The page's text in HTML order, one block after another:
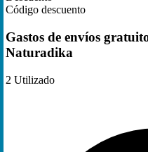
Código descuento
Gastos de envíos
Naturadika
2 Utilizado